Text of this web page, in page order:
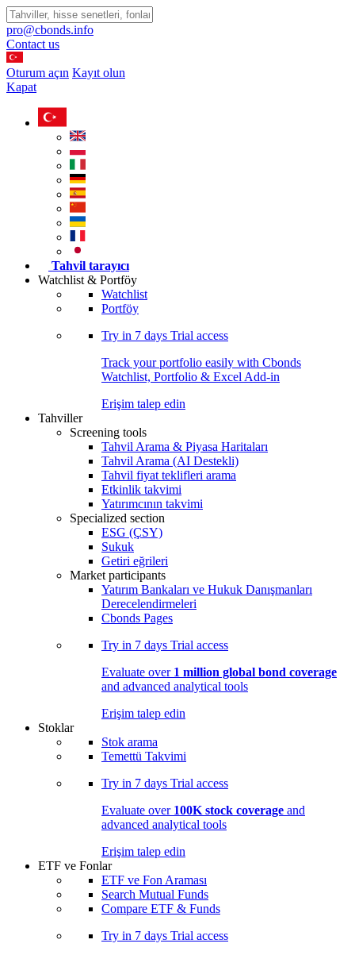
pro@cbonds.info
Contact us
Oturum açın Kayıt olun
Kapat
Tahvil tarayıcı
Watchlist & Portföy
Watchlist
Portföy
Try in 7 days Trial access
Track your portfolio easily with Cbonds
Watchlist, Portfolio & Excel Add-in
Erişim talep edin
Tahviller
Screening tools
Tahvil Arama & Piyasa Haritaları
Tahvil Arama (AI Destekli)
Tahvil fiyat teklifleri arama
Etkinlik takvimi
Yatırımcının takvimi
Specialized section
ESG (ÇSY)
Sukuk
Getiri eğrileri
Market participants
Yatırım Bankaları ve Hukuk Danışmanları
Derecelendirmeleri
Cbonds Pages
Try in 7 days Trial access
Evaluate over 1 million global bond coverage
and advanced analytical tools
Erişim talep edin
Stoklar
Stok arama
Temettü Takvimi
Try in 7 days Trial access
Evaluate over 100K stock coverage and
advanced analytical tools
Erişim talep edin
ETF ve Fonlar
ETF ve Fon Araması
Search Mutual Funds
Compare ETF & Funds
Try in 7 days Trial access